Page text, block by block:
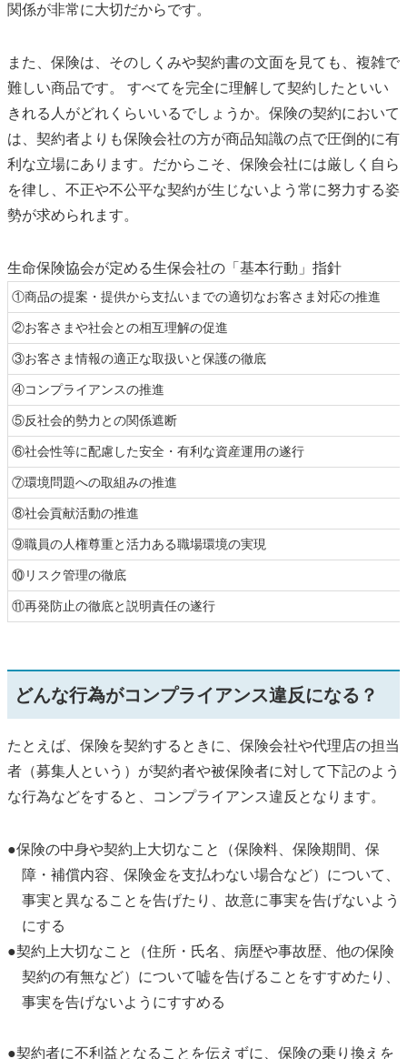
関係が非常に大切だからです。
また、保険は、そのしくみや契約書の文面を見ても、複雑で
難しい商品です。 すべてを完全に理解して契約したといい
きれる人がどれくらいいるでしょうか。保険の契約において
は、契約者よりも保険会社の方が商品知識の点で圧倒的に有
利な立場にあります。だからこそ、保険会社には厳しく自ら
を律し、不正や不公平な契約が生じないよう常に努力する姿
勢が求められます。
生命保険協会が定める生保会社の「基本行動」指針
①商品の提案・提供から支払いまでの適切なお客さま対応の推進
②お客さまや社会との相互理解の促進
③お客さま情報の適正な取扱いと保護の徹底
④コンプライアンスの推進
⑤反社会的勢力との関係遮断
⑥社会性等に配慮した安全・有利な資産運用の遂行
⑦環境問題への取組みの推進
⑧社会貢献活動の推進
⑨職員の人権尊重と活力ある職場環境の実現
⑩リスク管理の徹底
⑪再発防止の徹底と説明責任の遂行
どんな行為がコンプライアンス違反になる？
たとえば、保険を契約するときに、保険会社や代理店の担当
者（募集人という）が契約者や被保険者に対して下記のよう
な行為などをすると、コンプライアンス違反となります。
●保険の中身や契約上大切なこと（保険料、保険期間、保
障・補償内容、保険金を支払わない場合など）について、
事実と異なることを告げたり、故意に事実を告げないよう
にする
●契約上大切なこと（住所・氏名、病歴や事故歴、他の保険
契約の有無など）について嘘を告げることをすすめたり、
事実を告げないようにすすめる
●契約者に不利益となることを伝えずに、保険の乗り換えを